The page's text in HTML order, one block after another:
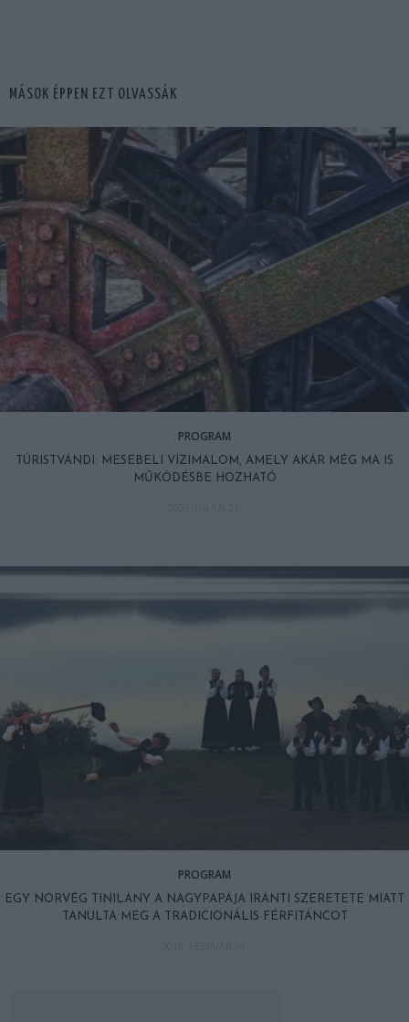
MÁSOK ÉPPEN EZT OLVASSÁK
PROGRAM
TÚRISTVÁNDI: MESEBELI VÍZIMALOM, AMELY AKÁR MÉG MA IS
MŰKÖDÉSBE HOZHATÓ
PROGRAM
EGY NORVÉG TINILÁNY A NAGYPAPÁJA IRÁNTI SZERETETE MIATT
TANULTA MEG A TRADICIONÁLIS FÉRFITÁNCOT